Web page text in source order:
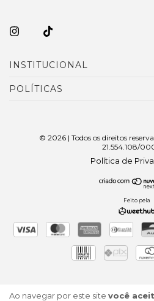
Ao navegar por este site você
INSTITUCIONAL
POLÍTICAS
© 2026 | Todos os direitos
21.554.108/
Política de
Feito pela